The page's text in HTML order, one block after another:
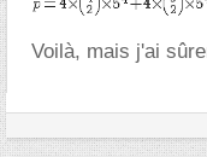
Voilà, mais j'ai